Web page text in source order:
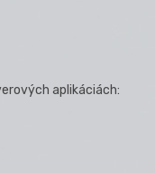
aplikáciách: